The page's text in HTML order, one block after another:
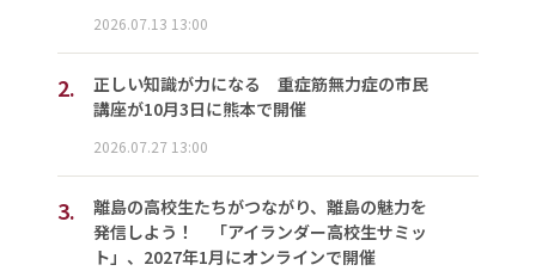
2026.07.13 13:00
2.
正しい知識が力になる 重症筋無力症の市民
講座が10月3日に熊本で開催
2026.07.27 13:00
3.
離島の高校生たちがつながり、離島の魅力を
発信しよう！ 「アイランダー高校生サミッ
ト」、2027年1月にオンラインで開催